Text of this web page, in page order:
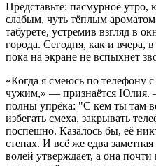
Представьте: пасмурное утро,
слабым, чуть тёплым
табурете, устремив взгляд в
города. Сегодня, как и вчера,
пока на экране не вспыхнет
«Когда я смеюсь по телефону
чужим,» — признаётся Юлия.
полны упрёка: "С кем ты там
избегать смеха, закрывать
поспешно. Казалось бы, её
стенах. И всё же едва
волей утверждает, а она